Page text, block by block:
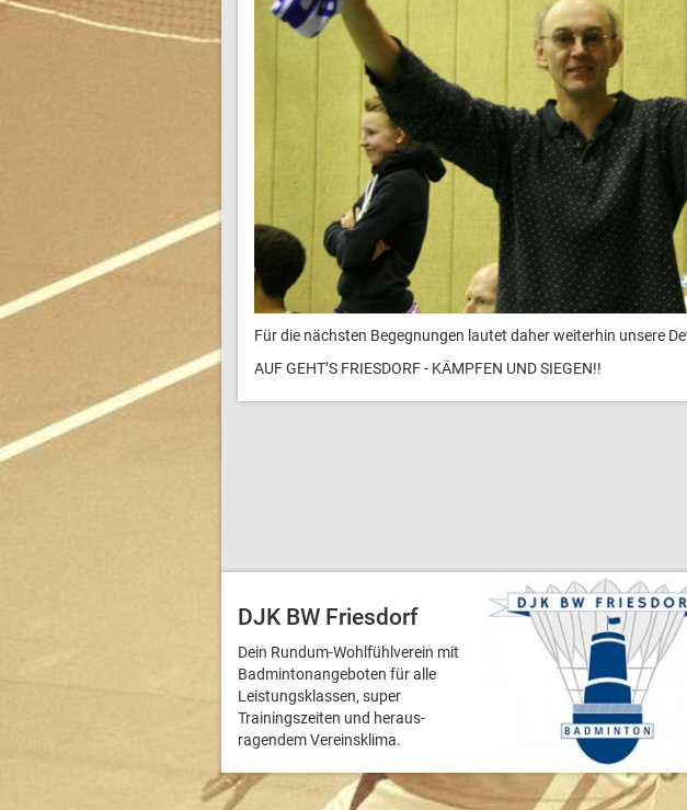
Für die nächsten Begegnungen lautet daher weiterhin unsere
AUF GEHT’S FRIESDORF - KÄMPFEN UND SIEGEN!!
DJK BW Friesdorf
Dein Rundum-Wohlfühlverein mit
Badmintonangeboten für alle
Leistungsklassen, super
Trainingszeiten und heraus­
ragendem Vereinsklima.